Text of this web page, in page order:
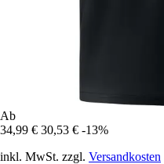
Ab
34,99 € 30,53 € -13%
inkl. MwSt. zzgl. Versandkosten